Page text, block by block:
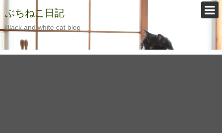
ぶちねこ日記
Black and white cat blog